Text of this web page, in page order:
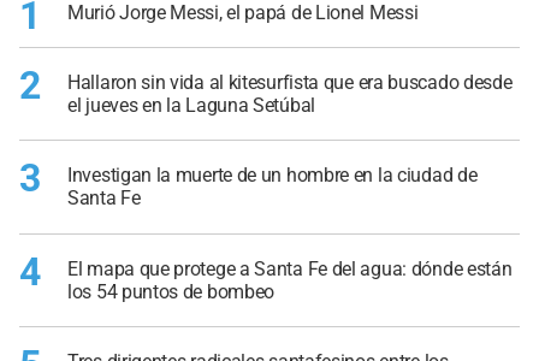
1 Murió Jorge Messi, el papá de Lionel Messi
2
Hallaron sin vida al kitesurfista que era buscado desde
el jueves en la Laguna Setúbal
3
Investigan la muerte de un hombre en la ciudad de
Santa Fe
4
El mapa que protege a Santa Fe del agua: dónde están
los 54 puntos de bombeo